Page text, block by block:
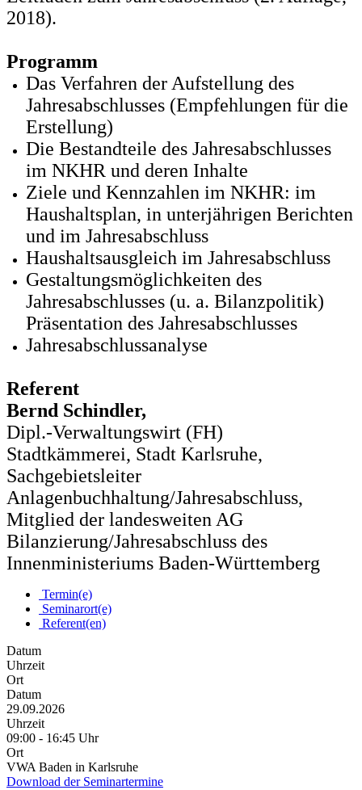
2018).
Programm
Das Verfahren der Aufstellung des
Jahresabschlusses (Empfehlungen für die
Erstellung)
Die Bestandteile des Jahresabschlusses
im NKHR und deren Inhalte
Ziele und Kennzahlen im NKHR: im
Haushaltsplan, in unterjährigen Berichten
und im Jahresabschluss
Haushaltsausgleich im Jahresabschluss
Gestaltungsmöglichkeiten des
Jahresabschlusses (u. a. Bilanzpolitik)
Präsentation des Jahresabschlusses
Jahresabschlussanalyse
Referent
Bernd Schindler,
Dipl.-Verwaltungswirt (FH)
Stadtkämmerei, Stadt Karlsruhe,
Sachgebietsleiter
Anlagenbuchhaltung/Jahresabschluss,
Mitglied der landesweiten AG
Bilanzierung/Jahresabschluss des
Innenministeriums Baden-Württemberg
Termin(e)
Seminarort(e)
Referent(en)
Datum
Uhrzeit
Ort
Datum
29.09.2026
Uhrzeit
09:00 - 16:45 Uhr
Ort
VWA Baden in Karlsruhe
Download der Seminartermine